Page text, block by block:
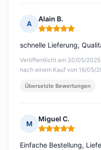
A
Alain B.
Hinweis: 5 von 5
Veröffentlicht am 30/05/
nach einem Kauf von 16/05/
schnelle Lieferung,
Übersetzte Bewertungen
M
Miguel C.
Hinweis: 5 von 5
Einfache Bestellung,